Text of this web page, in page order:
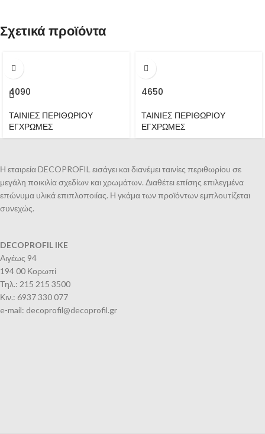
Σχετικά προϊόντα
4090
ΤΑΙΝΙΕΣ ΠΕΡΙΘΩΡΙΟΥ
ΕΓΧΡΩΜΕΣ
4650
ΤΑΙΝΙΕΣ ΠΕΡΙΘΩΡΙΟΥ
ΕΓΧΡΩΜΕΣ
Η εταιρεία DECOPROFIL εισάγει και διανέμει ταινίες περιθωρίου σε
μεγάλη ποικιλία σχεδίων και χρωμάτων. Διαθέτει επίσης επιλεγμένα
επώνυμα υλικά επιπλοποιίας. Η γκάμα των προϊόντων εμπλουτίζεται
συνεχώς.
DECOPROFIL IKE
Αιγέως 94
194 00 Κορωπί
Τηλ.: 215 215 3500
Κιν.: 6937 330 077
e-mail: decoprofil@decoprofil.gr